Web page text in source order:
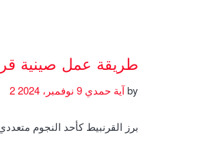
طريقة عمل صينية
byآية حمدي
برز القرنبيط كأحد النجوم